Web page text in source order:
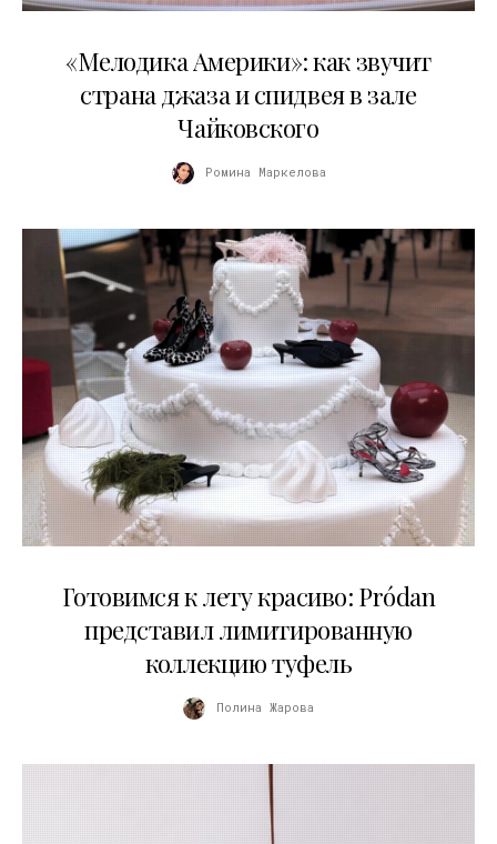
«Мелодика Америки»: как звучит
страна джаза и спидвея в зале
Чайковского
Ромина Маркелова
Готовимся к лету красиво: Pródan
представил лимитированную
коллекцию туфель
Полина Жарова